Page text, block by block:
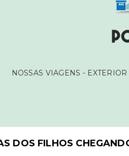
NOSSAS VIAGENS - EXTERIOR
DOS FILHOS